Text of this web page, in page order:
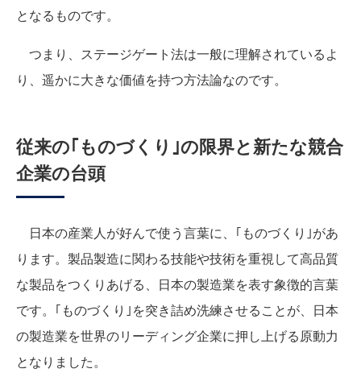
となるものです。
つまり、ステージゲート法は一般に理解されているよ
り、遥かに大きな価値を持つ方法論なのです。
従来の｢ものづくり｣の限界と新たな競合
企業の台頭
日本の産業人が好んで使う言葉に、｢ものづくり｣があ
ります。製品製造に関わる技能や技術を重視して高品質
な製品をつくりあげる、日本の製造業を表す象徴的言葉
です。｢ものづくり｣を突き詰め洗練させることが、日本
の製造業を世界のリーディング企業に押し上げる原動力
となりました。